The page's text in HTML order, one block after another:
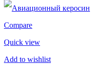
Compare
Quick view
Add to wishlist